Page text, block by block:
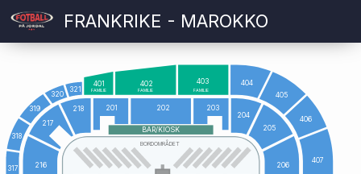
FRANKRIKE - MAROKKO
BORDOMRÅDET
317
318
319
320
321
401 402 403 404
405
406
407
FAMILIE FAMILIE
FAMILIE
201 202 203
204
205
206
216
217
218
BAR/KIOSK